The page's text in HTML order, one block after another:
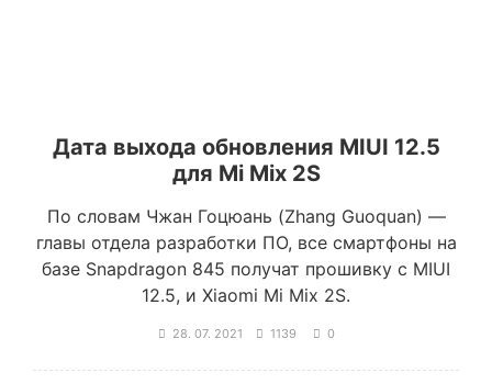
Дата выхода обновления MIUI 12.5
для Mi Mix 2S
По словам Чжан Гоцюань (Zhang Guoquan) —
главы отдела разработки ПО, все смартфоны на
базе Snapdragon 845 получат прошивку с MIUI
12.5, и Xiaomi Mi Mix 2S.
28. 07. 2021 1139 0